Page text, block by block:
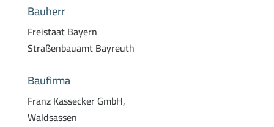
Bauherr
Freistaat Bayern
Straßenbauamt Bayreuth
Baufirma
Franz Kassecker GmbH,
Waldsassen